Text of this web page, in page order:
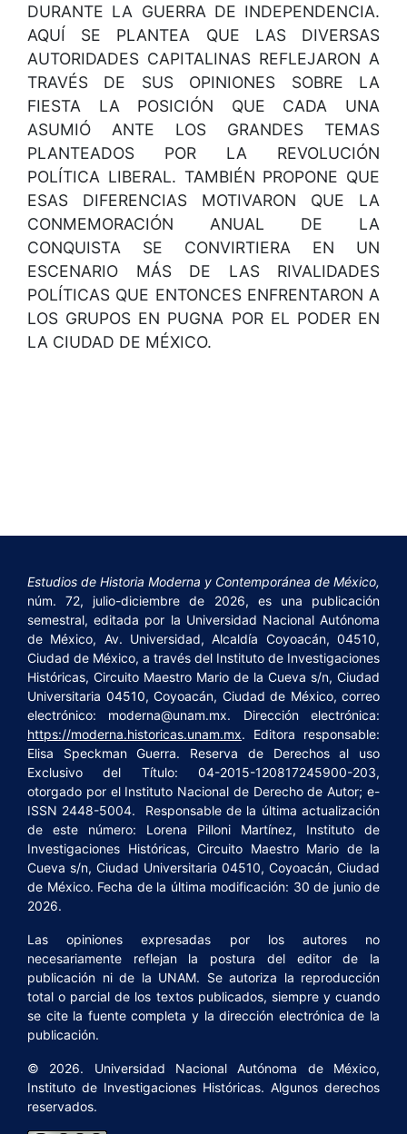
DURANTE LA GUERRA DE INDEPENDENCIA.
AQUÍ SE PLANTEA QUE LAS DIVERSAS
AUTORIDADES CAPITALINAS REFLEJARON A
TRAVÉS DE SUS OPINIONES SOBRE LA
FIESTA LA POSICIÓN QUE CADA UNA
ASUMIÓ ANTE LOS GRANDES TEMAS
PLANTEADOS POR LA REVOLUCIÓN
POLÍTICA LIBERAL. TAMBIÉN PROPONE QUE
ESAS DIFERENCIAS MOTIVARON QUE LA
CONMEMORACIÓN ANUAL DE LA
CONQUISTA SE CONVIRTIERA EN UN
ESCENARIO MÁS DE LAS RIVALIDADES
POLÍTICAS QUE ENTONCES ENFRENTARON A
LOS GRUPOS EN PUGNA POR EL PODER EN
LA CIUDAD DE MÉXICO.
Estudios de Historia Moderna y Contemporánea de México,
núm. 72, julio-diciembre de 2026, es una publicación
semestral, editada por la Universidad Nacional Autónoma
de México, Av. Universidad, Alcaldía Coyoacán, 04510,
Ciudad de México, a través del Instituto de Investigaciones
Históricas, Circuito Maestro Mario de la Cueva s/n, Ciudad
Universitaria 04510, Coyoacán, Ciudad de México, correo
electrónico: moderna@unam.mx. Dirección electrónica:
https://moderna.historicas.unam.mx. Editora responsable:
Elisa Speckman Guerra. Reserva de Derechos al uso
Exclusivo del Título: 04-2015-120817245900-203,
otorgado por el Instituto Nacional de Derecho de Autor; e-
ISSN 2448-5004. Responsable de la última actualización
de este número: Lorena Pilloni Martínez, Instituto de
Investigaciones Históricas, Circuito Maestro Mario de la
Cueva s/n, Ciudad Universitaria 04510, Coyoacán, Ciudad
de México. Fecha de la última modificación: 30 de junio de
2026.
Las opiniones expresadas por los autores no
necesariamente reflejan la postura del editor de la
publicación ni de la UNAM. Se autoriza la reproducción
total o parcial de los textos publicados, siempre y cuando
se cite la fuente completa y la dirección electrónica de la
publicación.
© 2026. Universidad Nacional Autónoma de México,
Instituto de Investigaciones Históricas. Algunos derechos
reservados.